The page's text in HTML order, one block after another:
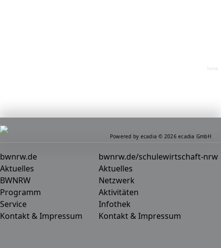
home
bwnrw.de
Aktuelles
BWNRW
Programm
Service
Kontakt & Impressum
bwnrw.de/schulewirtschaft-nrw
Aktuelles
Netzwerk
Aktivitäten
Infothek
Kontakt & Impressum
Powered by ecadia © 2026 ecadia GmbH